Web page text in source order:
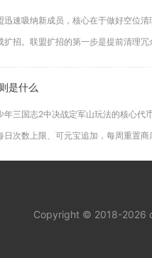
迅速吸纳新成员，核心在于做好空位
扩招。联盟扩招的第一步是提前清理冗
是什么
年三国志2中决战定军山玩法的核心
日次数上限、可元宝追加，每周重置商
Copyright © 2018-2026